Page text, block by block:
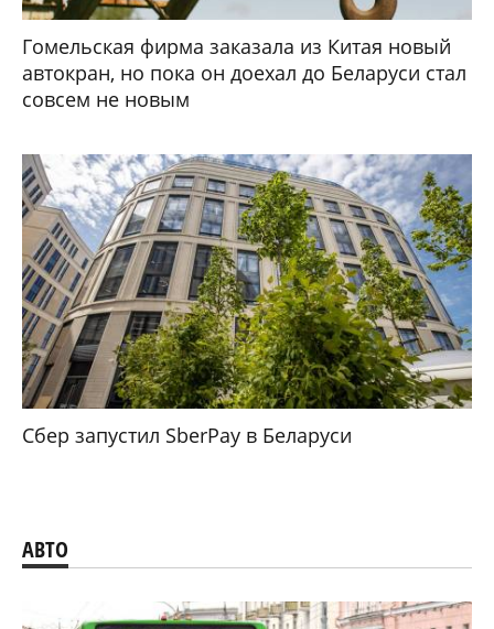
Гомельская фирма заказала из Китая новый
автокран, но пока он доехал до Беларуси стал
совсем не новым
Сбер запустил SberPay в Беларуси
АВТО